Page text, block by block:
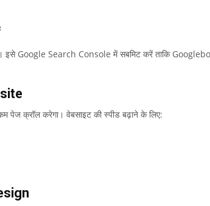
इसे Google Search Console में सबमिट करें ताकि
पेज क्रॉल करेगा। वेबसाइट की स्पीड बढ़ाने के लिए: